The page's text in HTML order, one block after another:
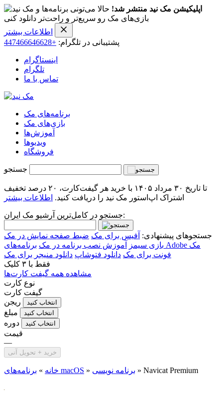
اپلیکیشن مک نید منتشر شد! حالا می‌تونی برنامه‌ها و
بازی‌های مک رو سریع‌تر و راحت‌تر دانلود کنی
اطلاعات بیشتر
پشتیبانی در تلگرام: +447466646628
اینستاگرام
تلگرام
تماس با ما
برنامه‌های مک
بازی‌های مک
آموزش‌ها
ویدیو‌ها
فروشگاه
جستجو
تا تاریخ ۳۰ مرداد ۱۴۰۵ با خرید هر گیفت‌کارت، ۲۰ درصد تخفیف
اشتراک اپ‌استور مک نید را دریافت کنید. اطلاعات بیشتر
جستجو در کامل‌ترین آرشیو مک ایران:
جستجوهای پیشنهادی: آفیس برای مک ضبط صفحه نمایش در مک
بازی سیمز
آموزش نصب برنامه در مک
برنامه‌های Adobe مک
فونت برای مک دانلود فتوشاپ دانلود منیجر برای مک
فقط با ۳ کلیک
مشاهده همه گیفت کارت‌ها
نوع کارت
گیفت کارت
ریجن
انتخاب کنید
مبلغ انتخاب کنید
دوره انتخاب کنید
قیمت
—
خرید + تحویل آنی
خانه » برنامه‌های macOS » برنامه نویسی » Navicat Premium